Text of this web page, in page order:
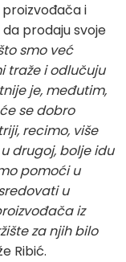
i
prodaju svoje
smo već
traže i odlučuju
je, međutim,
se dobro
recimo, više
drugoj, bolje idu
pomoći u
u
iz
za njih bilo
Ribić.